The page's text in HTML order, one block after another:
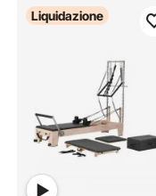
Liquidazione